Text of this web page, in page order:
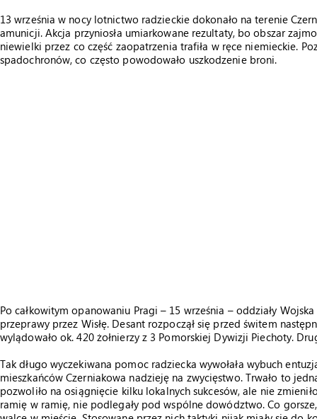
13 września w nocy lotnictwo radzieckie dokonało na terenie
amunicji. Akcja przyniosła umiarkowane rezultaty, bo obszar
niewielki przez co część zaopatrzenia trafiła w ręce niemieckie.
spadochronów, co często powodowało uszkodzenie broni.
Po całkowitym opanowaniu Pragi – 15 września – oddziały
przeprawy przez Wisłę. Desant rozpoczął się przed świtem
wylądowało ok. 420 żołnierzy z 3 Pomorskiej Dywizji Piechoty.
Tak długo wyczekiwana pomoc radziecka wywołała wybuch
mieszkańców Czerniakowa nadzieję na zwycięstwo. Trwało to
pozwoliło na osiągnięcie kilku lokalnych sukcesów, ale nie
ramię w ramię, nie podlegały pod wspólne dowództwo. Co